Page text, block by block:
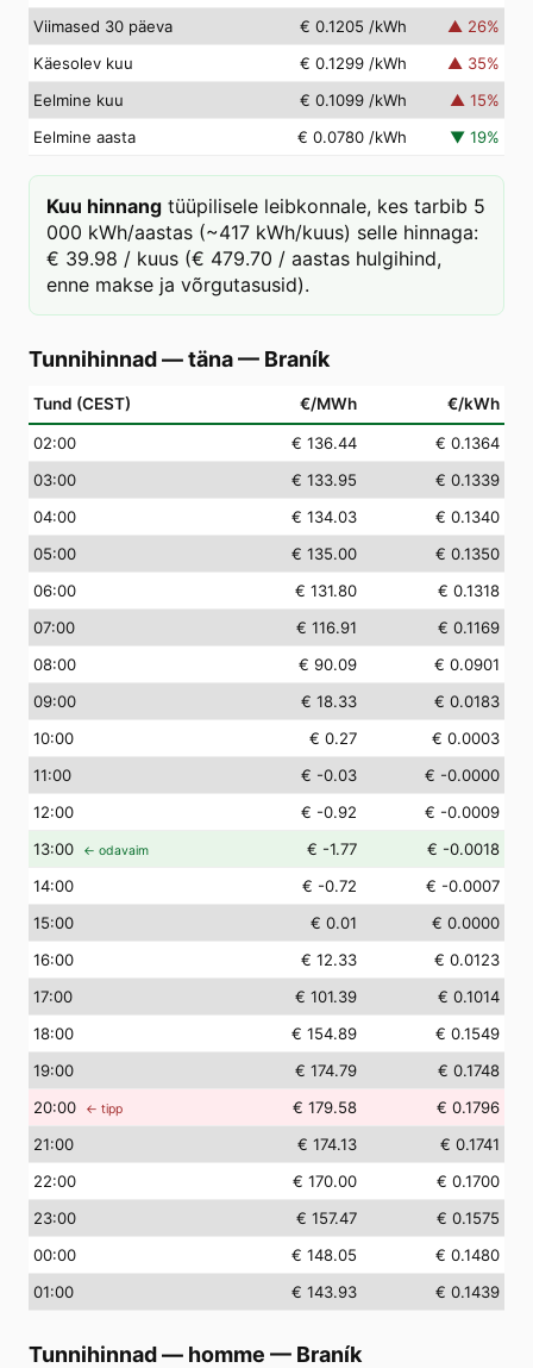
Viimased 30 päeva
€ 0.1205 /kWh ▲ 26%
Käesolev kuu
€ 0.1299 /kWh ▲ 35%
Eelmine kuu
€ 0.1099 /kWh ▲ 15%
Eelmine aasta
€ 0.0780 /kWh ▼ 19%
Kuu hinnang tüüpilisele leibkonnale, kes tarbib 5
000 kWh/aastas (~417 kWh/kuus) selle hinnaga:
€ 39.98 / kuus (€ 479.70 / aastas hulgihind,
enne makse ja võrgutasusid).
Tunnihinnad — täna— Braník
Tund (CEST) €/MWh €/kWh
02:00 € 136.44
€ 0.1364
03:00 € 133.95
€ 0.1339
04:00 € 134.03
€ 0.1340
05:00 € 135.00
€ 0.1350
06:00 € 131.80
€ 0.1318
07:00 € 116.91
€ 0.1169
08:00 € 90.09
€ 0.0901
09:00 € 18.33
€ 0.0183
10:00 € 0.27
€ 0.0003
11:00 € -0.03
€ -0.0000
12:00 € -0.92
€ -0.0009
13:00 ← odavaim € -1.77
€ -0.0018
14:00 € -0.72
€ -0.0007
15:00 € 0.01
€ 0.0000
16:00 € 12.33
€ 0.0123
17:00 € 101.39
€ 0.1014
18:00 € 154.89
€ 0.1549
19:00 € 174.79
€ 0.1748
20:00 ← tipp € 179.58
€ 0.1796
21:00 € 174.13
€ 0.1741
22:00 € 170.00
€ 0.1700
23:00 € 157.47
€ 0.1575
00:00 € 148.05
€ 0.1480
01:00 € 143.93 € 0.1439
Tunnihinnad — homme — Braník